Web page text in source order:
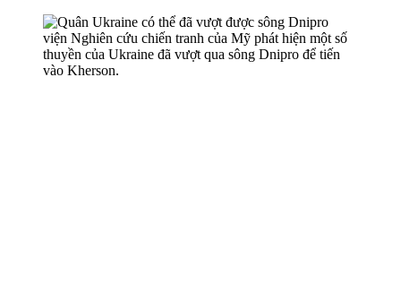
viện Nghiên cứu chiến tranh của Mỹ phát hiện một số
thuyền của Ukraine đã vượt qua sông Dnipro để tiến
vào Kherson.